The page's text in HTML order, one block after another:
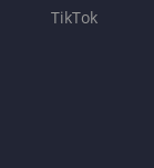
TikTok